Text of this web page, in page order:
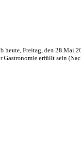
Freitag, den 28.Mai
Gastronomie erfüllt sein